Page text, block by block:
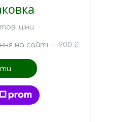
ціни
на сайті — 200 ₴